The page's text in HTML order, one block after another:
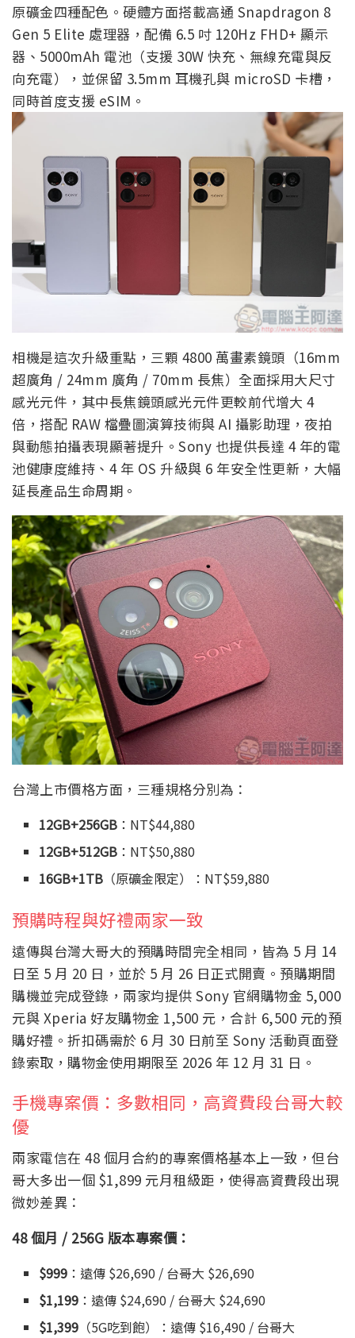
原礦金四種配色。硬體方面搭載高通 Snapdragon 8
Gen 5 Elite 處理器，配備 6.5 吋 120Hz FHD+ 顯示
器、5000mAh 電池（支援 30W 快充、無線充電與反
向充電），並保留 3.5mm 耳機孔與 microSD 卡槽，
同時首度支援 eSIM。
相機是這次升級重點，三顆 4800 萬畫素鏡頭（16mm
超廣角 / 24mm 廣角 / 70mm 長焦）全面採用大尺寸
感光元件，其中長焦鏡頭感光元件更較前代增大 4
倍，搭配 RAW 檔疊圖演算技術與 AI 攝影助理，夜拍
與動態拍攝表現顯著提升。Sony 也提供長達 4 年的電
池健康度維持、4 年 OS 升級與 6 年安全性更新，大幅
延長產品生命周期。
台灣上市價格方面，三種規格分別為：
12GB+256GB ：NT$44,880
12GB+512GB ：NT$50,880
16GB+1TB （原礦金限定）：NT$59,880
預購時程與好禮兩家一致
遠傳與台灣大哥大的預購時間完全相同，皆為 5 月 14
日至 5 月 20 日，並於 5 月 26 日正式開賣。預購期間
購機並完成登錄，兩家均提供 Sony 官網購物金 5,000
元與 Xperia 好友購物金 1,500 元，合計 6,500 元的預
購好禮。折扣碼需於 6 月 30 日前至 Sony 活動頁面登
錄索取，購物金使用期限至 2026 年 12 月 31 日。
手機專案價：多數相同，高資費段台哥大較
優
兩家電信在 48 個月合約的專案價格基本上一致，但台
哥大多出一個 $1,899 元月租級距，使得高資費段出現
微妙差異：
48 個月 / 256G 版本專案價：
$999 ：遠傳 $26,690 / 台哥大 $26,690
$1,199 ：遠傳 $24,690 / 台哥大 $24,690
$1,399 （5G吃到飽）：遠傳 $16,490 / 台哥大